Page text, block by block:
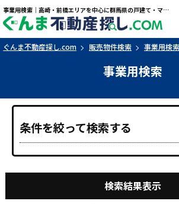
事業用検索｜高崎・前橋エリアを中心に群馬県の戸建て・マンションを探すなら「ぐんま不動産探し.com」
ぐんま不動産探し.com 販売物件検索 事業用検索
事業用検索
条件を絞って検索する
検索結果表示